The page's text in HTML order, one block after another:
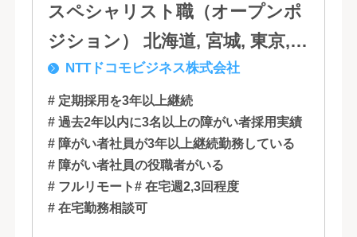
スペシャリスト職（オープンポ
ジション） 北海道, 宮城, 東京,
石川, 愛知, 大阪, 広島, 香川, 福岡
NTTドコモビジネス株式会社
# 定期採用を3年以上継続
# 過去2年以内に3名以上の障がい者採用実績
# 障がい者社員が3年以上継続勤務している
# 障がい者社員の役職者がいる
# フルリモート# 在宅週2,3回程度
# 在宅勤務相談可